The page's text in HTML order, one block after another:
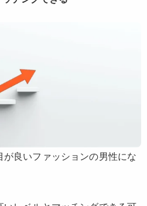
が良いファッションの男性にな